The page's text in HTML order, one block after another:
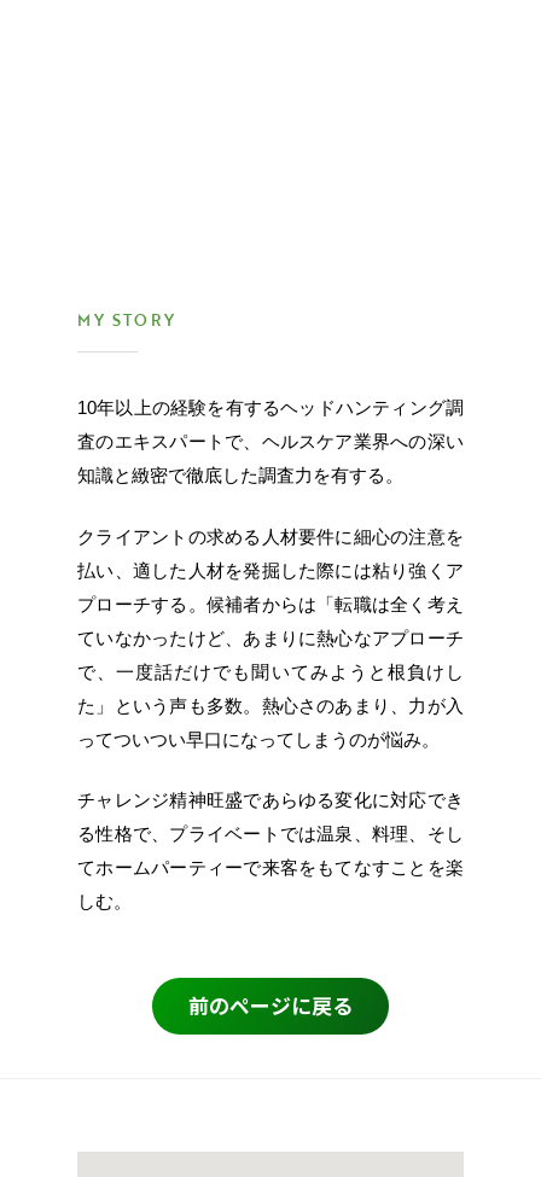
MY STORY
10年以上の経験を有するヘッドハンティング調
査のエキスパートで、ヘルスケア業界への深い
知識と緻密で徹底した調査力を有する。
クライアントの求める人材要件に細心の注意を
払い、適した人材を発掘した際には粘り強くア
プローチする。候補者からは「転職は全く考え
ていなかったけど、あまりに熱心なアプローチ
で、一度話だけでも聞いてみようと根負けし
た」という声も多数。熱心さのあまり、力が入
ってついつい早口になってしまうのが悩み。
チャレンジ精神旺盛であらゆる変化に対応でき
る性格で、プライベートでは温泉、料理、そし
てホームパーティーで来客をもてなすことを楽
しむ。
前のページに戻る